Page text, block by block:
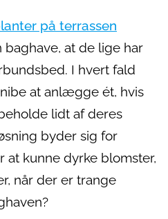
på terrassen
baghave, at de lige har
I hvert fald
at anlægge ét, hvis
lidt af deres
byder sig for
at kunne dyrke blomster,
når der er trange